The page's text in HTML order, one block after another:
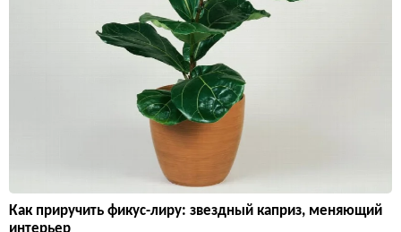
Как приручить фикус-лиру: звездный каприз, меняющий